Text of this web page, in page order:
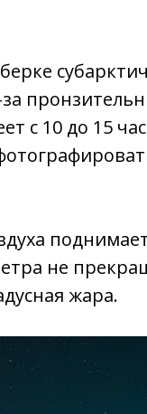
с 10 до 15
не
жара.